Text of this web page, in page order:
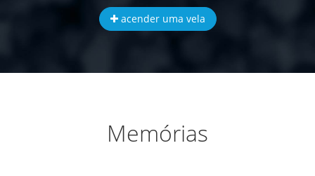
acender uma vela
Memórias